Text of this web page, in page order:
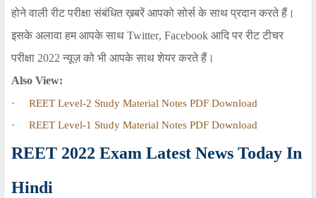
होने वाली रीट परीक्षा संबंधित ख़बरें आपको सोर्स के साथ प्रदान करते हैं।
इसके अलावा हम आपके साथ Twitter, Facebook आदि पर रीट टीचर
परीक्षा 2022 न्यूज़ को भी आपके साथ शेयर करते हैं।
Also View:
·
REET Level-2 Study Material Notes PDF Download
·
REET Level-1 Study Material Notes PDF Download
REET 2022 Exam Latest News Today In
Hindi